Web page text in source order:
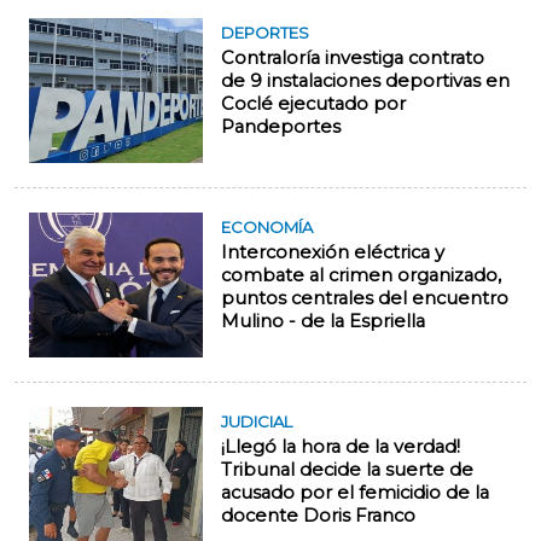
DEPORTES
Contraloría investiga contrato
de 9 instalaciones deportivas en
Coclé ejecutado por
Pandeportes
ECONOMÍA
Interconexión eléctrica y
combate al crimen organizado,
puntos centrales del encuentro
Mulino - de la Espriella
JUDICIAL
¡Llegó la hora de la verdad!
Tribunal decide la suerte de
acusado por el femicidio de la
docente Doris Franco